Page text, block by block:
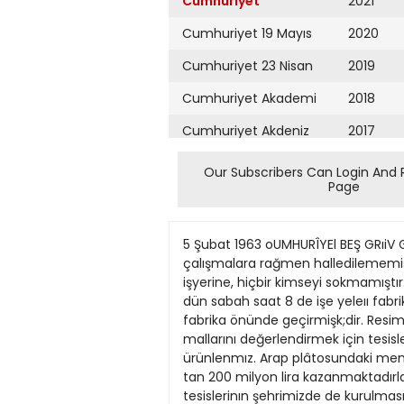
Cumhuriyet 19 Mayıs
Cumhuriyet 23 Nisan
Cumhuriyet Akademi
Cumhuriyet Akdeniz
Cumhuriyet Alışveriş
Cumhuriyet Ankara
Cumhuriyet Büyük
Taaruz
Cumhuriyet
Cumartesi
Cumhuriyet Çevre
2020
2019
2018
2017
2016
2015
2013
2012
2011
2010
2009
Our Subscribers Can Login And
Page
5 Şubat 1963 oUMHURÎYEl BEŞ GRıiV GELİŞİVOR 9 gün önce başlıyan İstinyedeki Kavel Kablo rabnkasındaki iş uyuşmazlığı, dün de bütün çalışmalara rağmen halledilememiş ve fabrika önünde toplanan 220 işçi, Emniyet kuvvetleri tarafından muhafaza altına alınan işyerine, hiçbir kimseyi sokmamıştır. Pazar günü ve gecesi, fabrika önünde çadır kurarak bekliyon, ellerinde çeşitli dövizler taşıyan işçiler; dün sabah saat 8 de işe yeleıı fabrika memurlarmı ve bu arada iş için müracaat eden işçileri ıceri almamışlardır. İşçiler, dün geceyi yine fabrika önünde geçirmişk;dir. Resimde. grevci işçiler görülmektedir. ^'lilllllllllllllllHIIIIIIIIIIIIIIIMIlllllllllllllllllllllllMIIIIIIIIIMIIIIIIIIMIIIü Mersinde ham ihraç mallarını değerlendirmek için tesisler kurulacak Mersın 4 (Güney İllerı Merkez Bürosu • Teleks) Bölgemizden ham olarak ihraç edilen bazı ürünlenmız. Arap plâtosundaki memleketlerde 1e mizlendıkten sonra tekfar pıvasaya çıkarılmakta. bu suretle Araplar yılda en az açık tan 200 milyon lira kazanmaktadırlar. Bu durumu gözönüne alan şehrimizdeki ihracatçılardan bazılan krıplâj pliyaj ve yün vıkama tesislerinın şehrimizde de kurulması için Sınai Kal kınma Bankası ile bağlantı Kurmuşlardır. 7 milyon liraya çıkacak olan tesisler için 4 milyon liralık finansman temin edılmiştir Yurt ü'rünlerimizi işleyip te mızledikten sonra böylece dış pıyasalara daha yüksek fiyatia satmak imkânı olacaktır. Bu arada sermayenın artırılması için hisse senetlerinin piyasaya çıkanlması istenmektedi'r. Nevşehirde bir eski eserler müzesi tesis edilecek Nevşehır 4, (Güney llleri Merkez Bürosu Teleks) Damat Ibrahim Paşa küllıyesinde bir «eski eserler müzesi» tesısı hıısusund.* ilgilıler nezdmde tpşehbüsler yapıimaktadur Milli Eğitırr Bakanlığı Eskı Eserler ve MJzeleı Genel Mü dürlüğü tarafından konulacaltahsisatla yapılacak mÜ7e ışı için. Damat İbrahım Paşa kül liyesınin kâfı geleceğı ve il çevresinden bırçok tarihi eser lerin derlenebileceği ıfade edıl mektedır Yurdumuza kaçak giren bir Suriyeli Antakyada yakalandı Antakya 4 (Güney llleri Merkez Bürosu Teleks) Yayladağ ilçesinde Bezge bucağı yakınlarında Suriyeli bir şahıs yakalanmıştır. Bezge bucak jandarma karakoluna mensup iki kışilik köy (jevriye kolu. yolda dul'umundan şüphe ettiklen bir şahısla karşılaşmışlardır. Yapılan inceleme sonund» bu şahsııı Halep'in Azıziye mahallesi halkından Horın Hacıyan adınd.ı Suriyeli bir Ermpni olduğu an laşılmıştır. Yurdumuza kaçak olaTak giren Suriyeli. adliyeyp sevkedilmiş. sorgu c ıınu mütaakıp tevkif edilmıştir larının ifadelerini alışında hazır bulunmuştur. "*• Tanıklar başvuruyor